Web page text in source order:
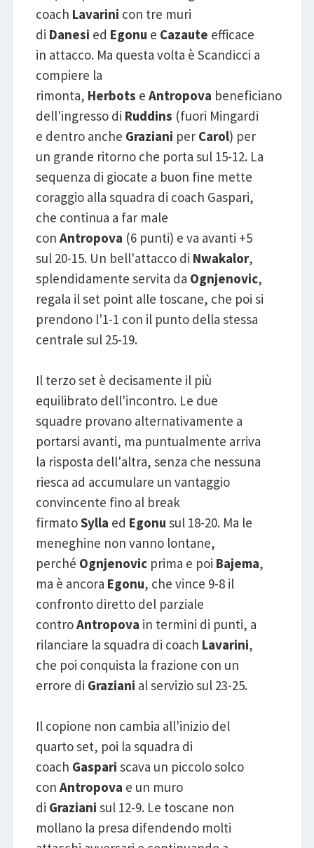
coach Lavarini con tre muri
di Danesi ed Egonu e Cazaute efficace
in attacco. Ma questa volta è Scandicci a
compiere la
rimonta, Herbots e Antropova beneficiano
dell'ingresso di Ruddins (fuori Mingardi
e dentro anche Graziani per Carol) per
un grande ritorno che porta sul 15-12. La
sequenza di giocate a buon fine mette
coraggio alla squadra di coach Gaspari,
che continua a far male
con Antropova (6 punti) e va avanti +5
sul 20-15. Un bell'attacco di Nwakalor,
splendidamente servita da Ognjenovic,
regala il set point alle toscane, che poi si
prendono l'1-1 con il punto della stessa
centrale sul 25-19.
Il terzo set è decisamente il più
equilibrato dell'incontro. Le due
squadre provano alternativamente a
portarsi avanti, ma puntualmente arriva
la risposta dell'altra, senza che nessuna
riesca ad accumulare un vantaggio
convincente fino al break
firmatoSylla ed Egonu sul 18-20. Ma le
meneghine non vanno lontane,
perché Ognjenovic prima e poi Bajema,
ma è ancora Egonu, che vince 9-8 il
confronto diretto del parziale
controAntropova in termini di punti, a
rilanciare la squadra di coach Lavarini,
che poi conquista la frazione con un
errore di Graziani al servizio sul 23-25.
Il copione non cambia all'inizio del
quarto set, poi la squadra di
coach Gaspari scava un piccolo solco
con Antropova e un muro
di Graziani sul 12-9. Le toscane non
mollano la presa difendendo molti